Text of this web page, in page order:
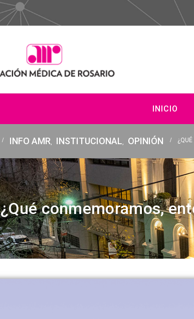
INICIO
INFO AMR, INSTITUCIONAL, OPINIÓN
¿Qué conmemoramos,